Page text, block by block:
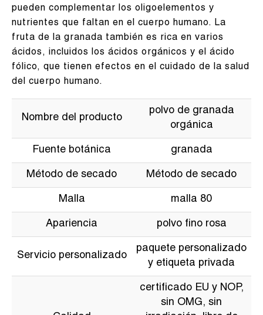
pueden complementar los oligoelementos y
nutrientes que faltan en el cuerpo humano. La
fruta de la granada también es rica en varios
ácidos, incluidos los ácidos orgánicos y el ácido
fólico, que tienen efectos en el cuidado de la salud
del cuerpo humano.
Nombre del producto
polvo de granada
orgánica
Fuente botánica granada
Método de secado Método de secado
Malla malla 80
Apariencia polvo fino rosa
Servicio personalizado
paquete personalizado
y etiqueta privada
certificado EU y NOP,
sin OMG, sin